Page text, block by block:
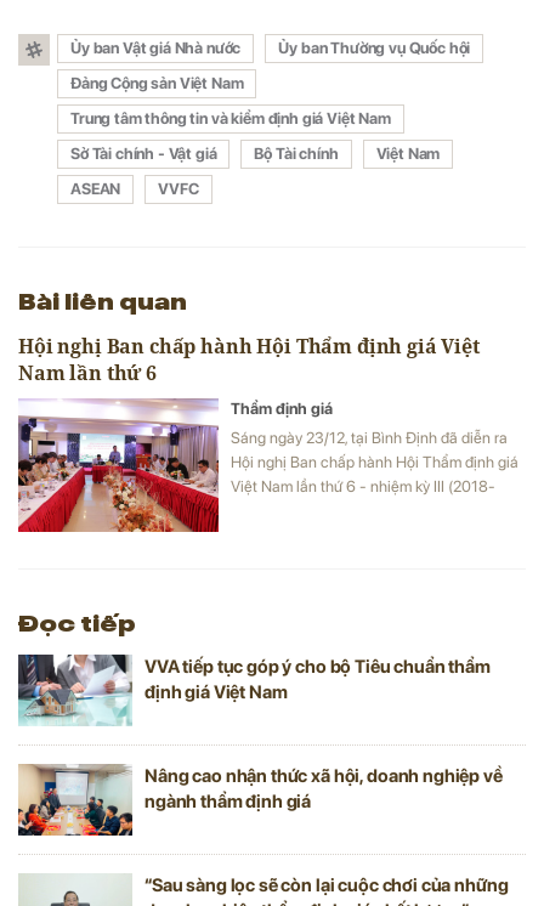
Ủy ban Vật giá Nhà nước
Ủy ban Thường vụ Quốc hội
Đảng Cộng sản Việt Nam
Trung tâm thông tin và kiểm định giá Việt Nam
Sở Tài chính - Vật giá
Bộ Tài chính
Việt Nam
ASEAN
VVFC
Bài liên quan
Hội nghị Ban chấp hành Hội Thẩm định giá Việt
Nam lần thứ 6
Thẩm định giá
Sáng ngày 23/12, tại Bình Định đã diễn ra
Hội nghị Ban chấp hành Hội Thẩm định giá
Việt Nam lần thứ 6 - nhiệm kỳ III (2018-
Đọc tiếp
VVA tiếp tục góp ý cho bộ Tiêu chuẩn thẩm
định giá Việt Nam
Nâng cao nhận thức xã hội, doanh nghiệp về
ngành thẩm định giá
“Sau sàng lọc sẽ còn lại cuộc chơi của những